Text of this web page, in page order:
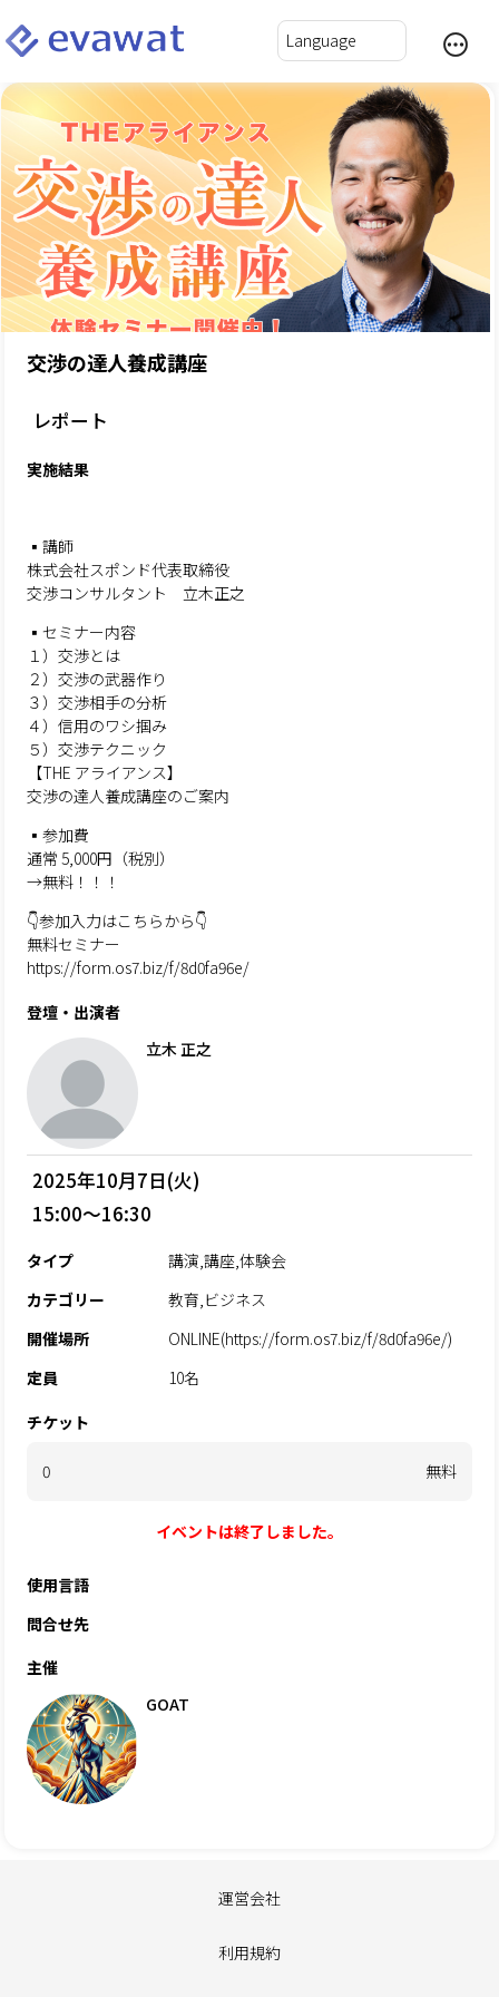
交渉の達人養成講座
レポート
実施結果
▪️講師
株式会社スポンド代表取締役
交渉コンサルタント 立木正之
▪️セミナー内容
１）交渉とは
２）交渉の武器作り
３）交渉相手の分析
４）信用のワシ掴み
５）交渉テクニック
【THE アライアンス】
交渉の達人養成講座のご案内
▪️参加費
通常 5,000円（税別）
→無料！！！
👇参加入力はこちらから👇
無料セミナー
https://form.os7.biz/f/8d0fa96e/
登壇・出演者
立木 正之
2025年10月7日(火)
15:00～16:30
タイプ
講演,講座,体験会
カテゴリー
教育,ビジネス
開催場所
ONLINE(https://form.os7.biz/f/8d0fa96e/)
定員
10名
チケット
0 無料
イベントは終了しました。
使用言語
問合せ先
主催
GOAT
運営会社
利用規約